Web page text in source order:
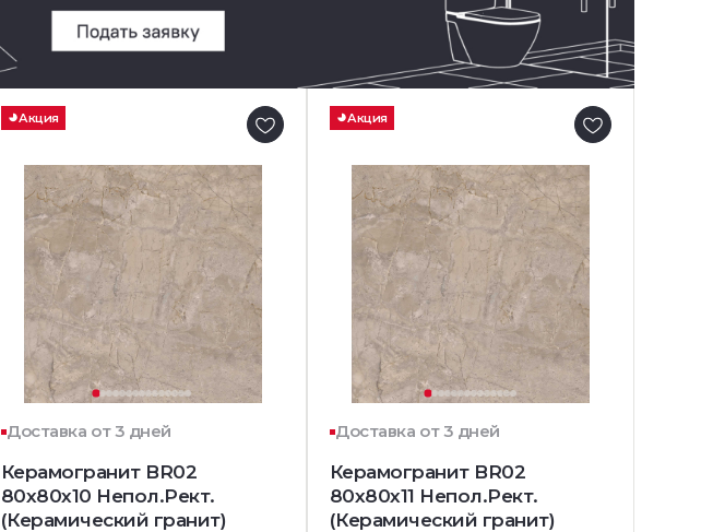
Акция
Доставка от 3 дней
Керамогранит BR02
80x80x10 Непол.Рект.
(Керамический гранит)
Акция
Доставка от 3 дней
Керамогранит BR02
80x80x11 Непол.Рект.
(Керамический гранит)